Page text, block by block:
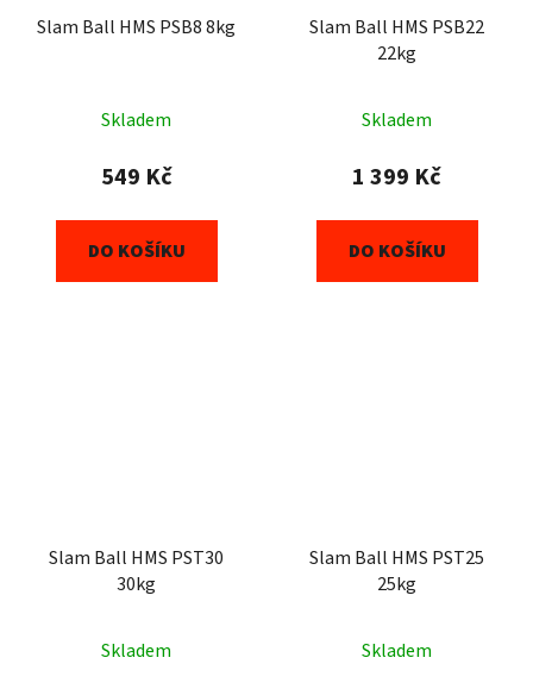
Slam Ball HMS PSB8 8kg
Skladem
549 Kč
DO KOŠÍKU
Slam Ball HMS PSB22
22kg
Skladem
1 399 Kč
DO KOŠÍKU
Slam Ball HMS PST30
30kg
Skladem
Slam Ball HMS PST25
25kg
Skladem